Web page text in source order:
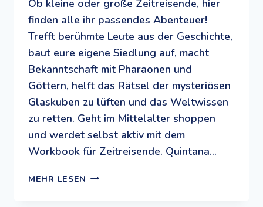
Ob kleine oder große Zeitreisende, hier
finden alle ihr passendes Abenteuer!
Trefft berühmte Leute aus der Geschichte,
baut eure eigene Siedlung auf, macht
Bekanntschaft mit Pharaonen und
Göttern, helft das Rätsel der mysteriösen
Glaskuben zu lüften und das Weltwissen
zu retten. Geht im Mittelalter shoppen
und werdet selbst aktiv mit dem
Workbook für Zeitreisende. Quintana…
MEHR LESEN ABENTEUER